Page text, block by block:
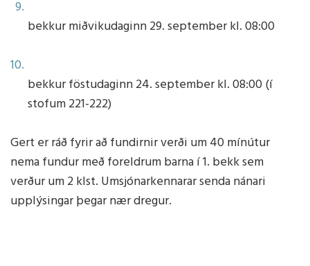
bekkur miðvikudaginn 29. september kl. 08:00
bekkur föstudaginn 24. september kl. 08:00 (í
stofum 221-222)
Gert er ráð fyrir að fundirnir verði um 40 mínútur
nema fundur með foreldrum barna í 1. bekk sem
verður um 2 klst. Umsjónarkennarar senda nánari
upplýsingar þegar nær dregur.